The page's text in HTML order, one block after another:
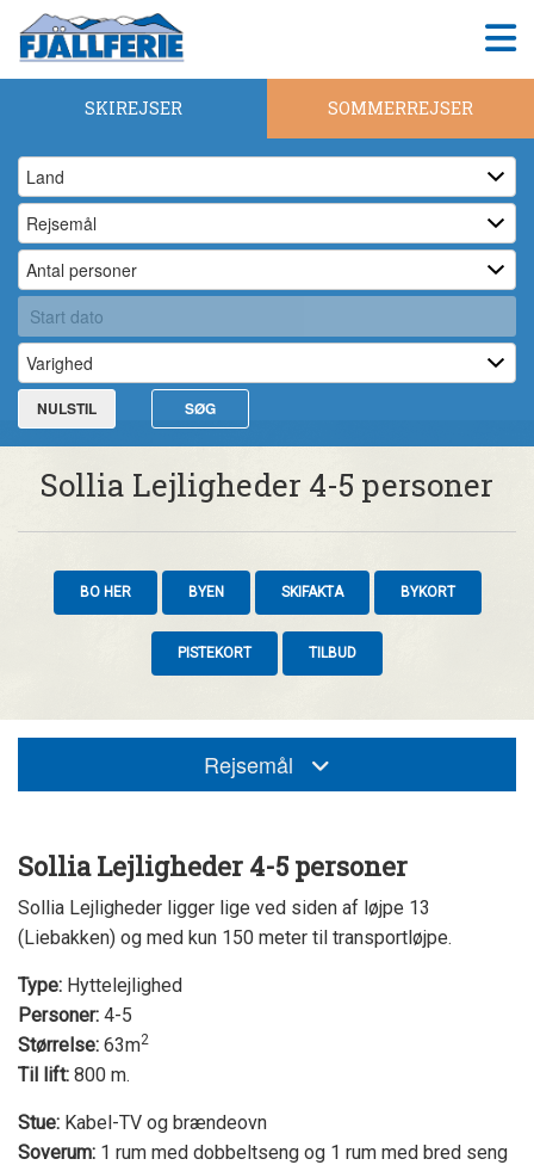
SKIREJSER SOMMERREJSER
NULSTIL SØG
Sollia Lejligheder 4-5 personer
BO HER BYEN SKIFAKTA BYKORT
PISTEKORT TILBUD
Rejsemål
Sollia Lejligheder 4-5 personer
Sollia Lejligheder ligger lige ved siden af løjpe 13
(Liebakken) og med kun 150 meter til transportløjpe.
Type: Hyttelejlighed
Personer: 4-5
Størrelse: 63m2
Til lift: 800 m.
Stue: Kabel-TV og brændeovn
Soverum: 1 rum med dobbeltseng og 1 rum med bred seng